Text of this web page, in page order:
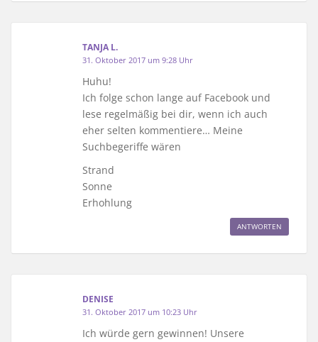
TANJA L.
31. Oktober 2017 um 9:28 Uhr
Huhu!
Ich folge schon lange auf Facebook und
lese regelmäßig bei dir, wenn ich auch
eher selten kommentiere… Meine
Suchbegeriffe wären
Strand
Sonne
Erhohlung
ANTWORTEN
DENISE
31. Oktober 2017 um 10:23 Uhr
Ich würde gern gewinnen! Unsere